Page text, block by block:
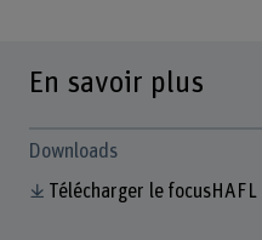
En savoir plus
Downloads
Télécharger le focusHAFL